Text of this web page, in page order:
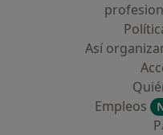
Así
Empleos